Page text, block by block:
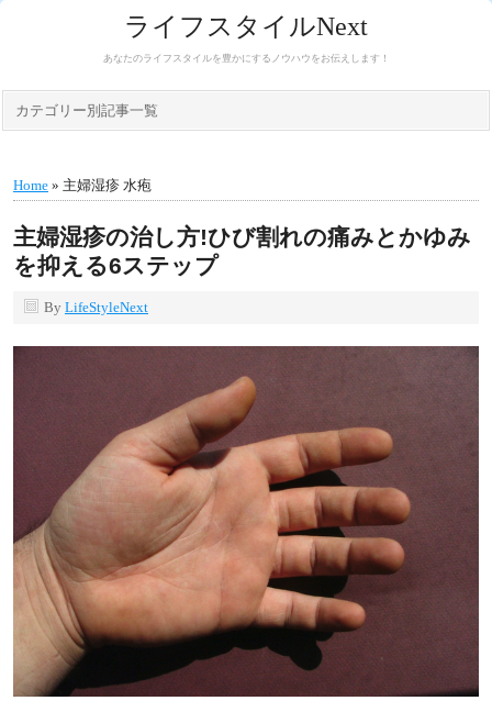
ライフスタイルNext
あなたのライフスタイルを豊かにするノウハウをお伝えします！
カテゴリー別記事一覧
Home » 主婦湿疹 水疱
主婦湿疹の治し方!ひび割れの痛みとかゆみ
を抑える6ステップ
By LifeStyleNext